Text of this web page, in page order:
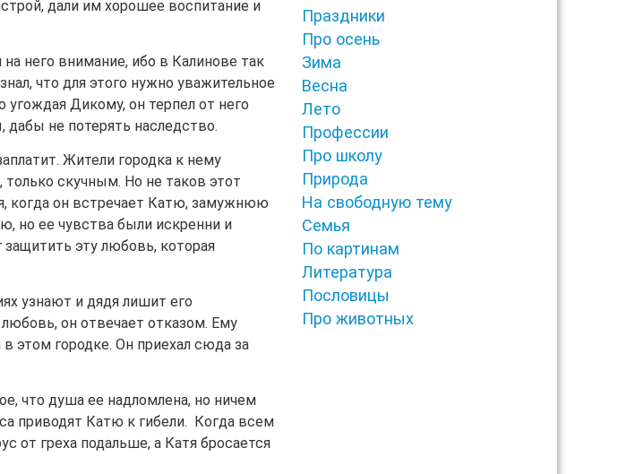
дали им хорошее воспитание и
него внимание, ибо в Калинове так
что для этого нужно уважительное
Дикому, он терпел от него
не потерять наследство.
Жители городка к нему
скучным. Но не таков этот
когда он встречает Катю, замужнюю
но ее чувства были искренни и
защитить эту любовь, которая
узнают и дядя лишит его
он отвечает отказом. Ему
этом городке. Он приехал сюда за
что душа ее надломлена, но ничем
приводят Катю к гибели. Когда всем
от греха подальше, а Катя бросается
Праздники
Про осень
Зима
Весна
Лето
Профессии
Про школу
Природа
На свободную тему
Семья
По картинам
Литература
Пословицы
Про животных